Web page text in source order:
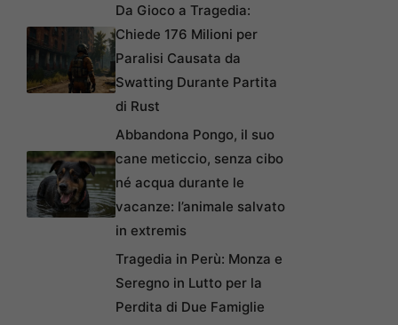
Da Gioco a Tragedia:
Chiede 176 Milioni per
Paralisi Causata da
Swatting Durante Partita
di Rust
Abbandona Pongo, il suo
cane meticcio, senza cibo
né acqua durante le
vacanze: l’animale salvato
in extremis
Tragedia in Perù: Monza e
Seregno in Lutto per la
Perdita di Due Famiglie